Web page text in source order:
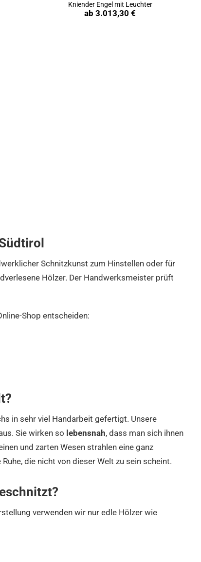
Produkt ansehen
Kniender Engel mit Leuchter
ab 3.013,30 €
Schnitzkunst zum Hinstellen oder für
Hölzer. Der Handwerksmeister prüft
Shop entscheiden:
in sehr viel Handarbeit gefertigt. Unsere
Sie wirken so lebensnah, dass man sich ihnen
und zarten Wesen strahlen eine ganz
die nicht von dieser Welt zu sein scheint.
verwenden wir nur edle Hölzer wie